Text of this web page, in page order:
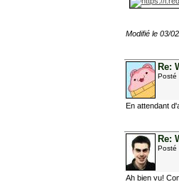
Modifié le 03/
Re:
Posté
En attendant
Re:
Posté
Ah bien vu!